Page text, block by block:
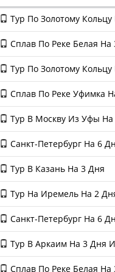
Тур По Золотому
Сплав По Реке Белая На
Тур По Золотому
Сплав По Реке Уфимка
Тур В Москву Из Уфы На
Санкт-Петербург На 6
Тур В Казань На 3 Дня
Тур На Иремель На 2
Санкт-Петербург На 6
Тур В Аркаим На 3 Дня
Сплав По Реке Белая На